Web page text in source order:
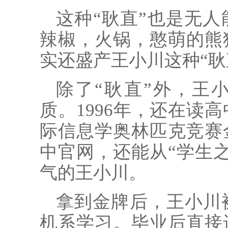
这种“耿直”也是无
辣椒，火锅，憨萌的
实还盛产王小川这种“
除了“耿直”外，王
质。1996年，还在读
际信息学奥林匹克竞
中官网，还能从“学生
气的王小川。
拿到金牌后，王小
机系学习。毕业后直